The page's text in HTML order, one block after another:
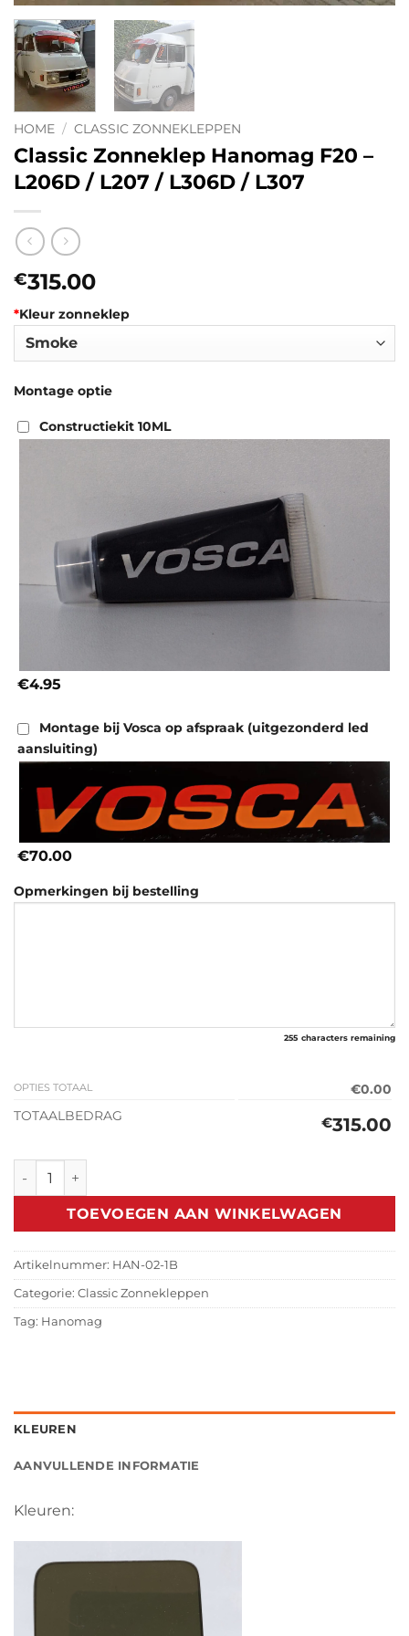
HOME / CLASSIC ZONNEKLEPPEN
Classic Zonneklep Hanomag F20 –
L206D / L207 / L306D / L307
€315.00
*Kleur zonneklep
Montage optie
Constructiekit 10ML
€4.95
Montage bij Vosca op afspraak (uitgezonderd led
aansluiting)
€70.00
Opmerkingen bij bestelling
255 characters remaining
OPTIES TOTAAL
€0.00
TOTAALBEDRAG
€315.00
Classic Zonneklep Hanomag F20 - L206D / L207 / L306D /
TOEVOEGEN AAN WINKELWAGEN
Artikelnummer: HAN-02-1B
Categorie: Classic Zonnekleppen
Tag: Hanomag
KLEUREN
AANVULLENDE INFORMATIE
Kleuren: